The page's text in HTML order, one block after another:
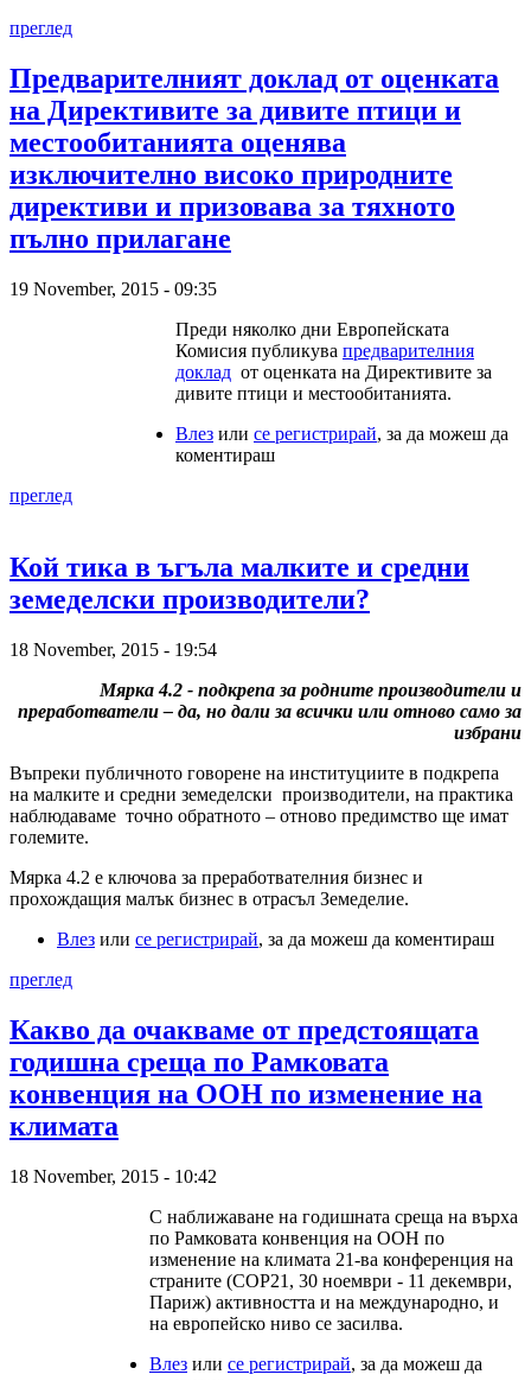
преглед
Предварителният доклад от оценката
на Директивите за дивите птици и
местообитанията оценява
изключително високо природните
директиви и призовава за тяхното
пълно прилагане
19 November, 2015 - 09:35
Преди няколко дни Европейската
Комисия публикува предварителния
доклад от оценката на Директивите за
дивите птици и местообитанията.
Влез или се регистрирай, за да можеш да
коментираш
преглед
Кой тика в ъгъла малките и средни
земеделски производители?
18 November, 2015 - 19:54
Мярка 4.2 - подкрепа за родните производители и
преработватели – да, но дали за всички или отново само за
избрани
Въпреки публичното говорене на институциите в подкрепа
на малките и средни земеделски производители, на практика
наблюдаваме точно обратното – отново предимство ще имат
големите.
Мярка 4.2 е ключова за преработвателния бизнес и
прохождащия малък бизнес в отрасъл Земеделие.
Влез или се регистрирай, за да можеш да коментираш
преглед
Каквo да очакваме от предстоящата
годишна среща по Рамковата
конвенция на ООН по изменение на
климата
18 November, 2015 - 10:42
С наближаване на годишната среща на върха
по Рамковата конвенция на ООН по
изменение на климата 21-ва конференция на
страните (СОР21, 30 ноември - 11 декември,
Париж) активността и на международно, и
на европейско ниво се засилва.
Влез или се регистрирай, за да можеш да